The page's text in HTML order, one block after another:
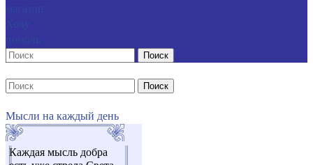
Поиск
Поиск
Мысли на каждый день
Каждая мысль добра